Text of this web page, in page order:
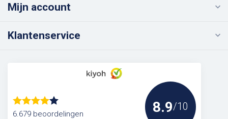
Mijn account
Klantenservice
6.679 beoordelingen 8.9/10